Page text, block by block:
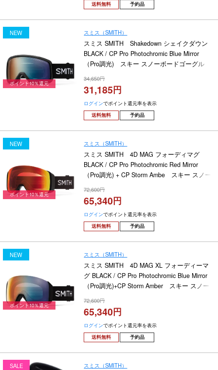
送料無料
予約品
NEW スミス（SMITH）
スミス SMITH Shakedown シェイクダウン
BLACK / CP Pro Photochromic Blue Mirror
（Pro調光) スキー スノーボードゴーグル
34,650
31,185
ログインでポイント還元率を表示
送料無料
予約品
ポイント10％還元
NEW スミス（SMITH）
スミス SMITH 4D MAG フォーディマグ
BLACK / CP Pro Photochromic Red Mirror
（Pro調光) + CP Storm Ambe スキー スノー
72,600
65,340
ログインでポイント還元率を表示
送料無料
予約品
ポイント10％還元
NEW スミス（SMITH）
スミス SMITH 4D MAG XL フォーディーマ
グ BLACK / CP Pro Photochromic Blue Mirror
（Pro調光)+CP Storm Amber スキー スノー
72,600
65,340
ログインでポイント還元率を表示
送料無料
予約品
ポイント10％還元
SALE スミス（SMITH）